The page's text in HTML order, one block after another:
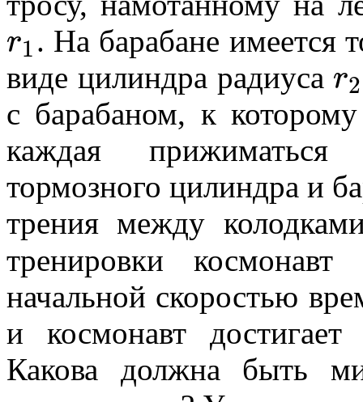
r1. На барабане имеется
виде цилиндра радиуса r2
с барабаном, к
каждая
тормозного цилиндра и
трения между
тренировки
начальной скоростью
и космонавт
Какова должна быть